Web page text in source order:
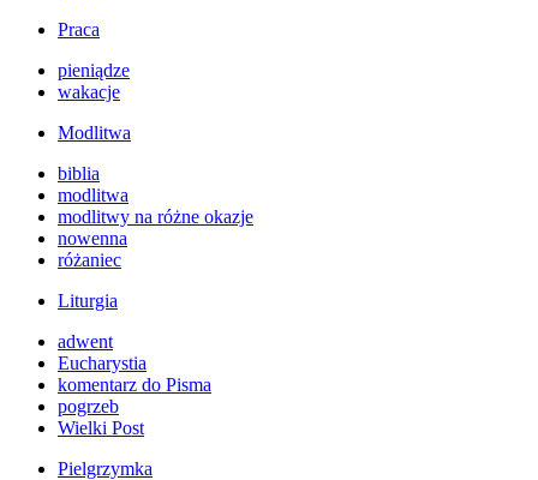
Praca
pieniądze
wakacje
Modlitwa
biblia
modlitwa
modlitwy na różne okazje
nowenna
różaniec
Liturgia
adwent
Eucharystia
komentarz do Pisma
pogrzeb
Wielki Post
Pielgrzymka